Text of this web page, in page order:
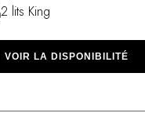
2 lits King
VOIR LA DISPONIBILITÉ